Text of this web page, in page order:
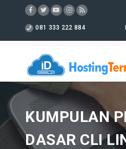
081 333 222 884
KUMPULAN
DASAR CLI